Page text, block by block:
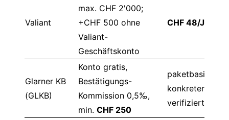
Valiant
max. CHF 2'000;
+CHF 500 ohne
Valiant-
Geschäftskonto
CHF 48/Jahr
Glarner KB
(GLKB)
Konto gratis,
Bestätigungs-
Kommission 0,5‰,
min. CHF 250
paketbasiert,
konkreter Tarif
verifiziert